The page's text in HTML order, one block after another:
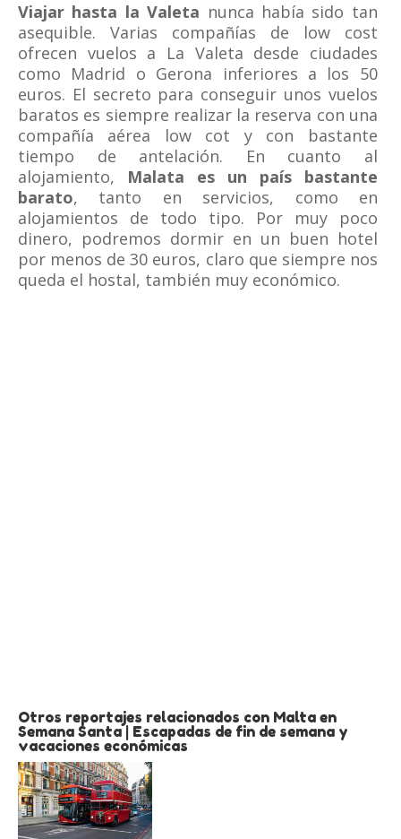
Viajar hasta la Valeta nunca había sido tan
asequible. Varias compañías de low cost
ofrecen vuelos a La Valeta desde ciudades
como Madrid o Gerona inferiores a los 50
euros. El secreto para conseguir unos vuelos
baratos es siempre realizar la reserva con una
compañía aérea low cot y con bastante
tiempo de antelación. En cuanto al
alojamiento, Malata es un país bastante
barato, tanto en servicios, como en
alojamientos de todo tipo. Por muy poco
dinero, podremos dormir en un buen hotel
por menos de 30 euros, claro que siempre nos
queda el hostal, también muy económico.
Otros reportajes relacionados con Malta en
Semana Santa | Escapadas de fin de semana y
vacaciones económicas